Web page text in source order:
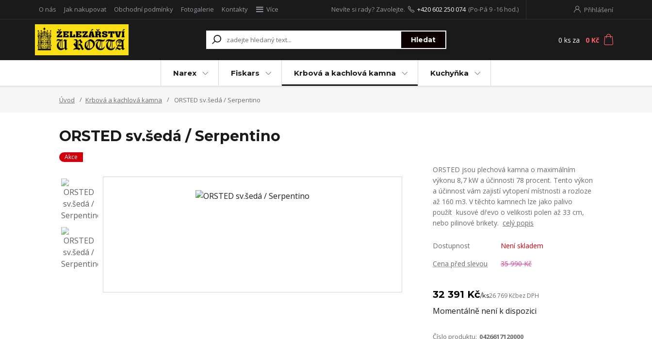
O nás Jak nakupovat Obchodní podmínky Fotogalerie Kontakty Více Přihlášení
Hledat
Nevíte si rady? Zavolejte. +420 602 250 074 (Po-Pá 9 -16 hod.)
0 ks za 0 Kč
Narex Fiskars Krbová a kachlová kamna Kuchyňka
Úvod Krbová a kachlová kamna ORSTED sv.šedá / Serpentino
ORSTED sv.šedá / Serpentino
Akce
ORSTED jsou plechová kamna o maximálním
výkonu 8,7 kW a účinnosti 78 procent. Tento výkon
a účinnost vám zajistí vytopení místnosti a rozloze
až 160 m3. V těchto kamnech lze jako palivo
použít kusové dřevo o velikosti polen až 33 cm,
nebo pilinové brikety. celý popis
Dostupnost
Není skladem
Cena před slevou
35 990 Kč
32 391 Kč/ks26 769 Kčbez DPH
Momentálně není k dispozici
Číslo produktu: 0426617120000